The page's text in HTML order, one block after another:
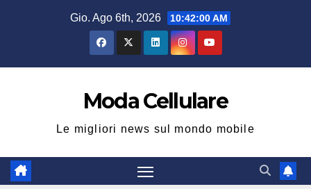
Gio. Ago 6th, 2026 10:42:00 AM
Moda Cellulare
Le migliori news sul mondo mobile